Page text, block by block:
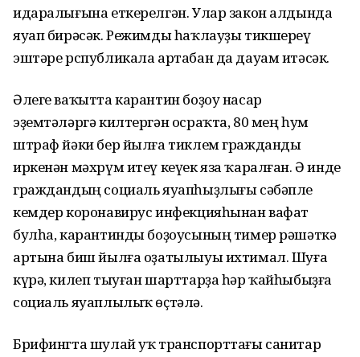
идаралығына еткерелгән. Улар закон алдында
яуап бирәсәк. Режимды һаҡлауҙы тикшереү
эштәре рспубликала артабан да дауам итәсәк.
Әлеге ваҡытта карантин боҙоу насар
эҙемтәләргә килтергән осраҡта, 80 мең һум
штраф йәки бер йылға тиклем гражданды
иркенән мәхрүм итеү кеүек яза ҡаралған. Ә инде
граждандың социаль яуапһыҙлығы сәбәпле
кемдер коронавирус инфекцияһынан вафат
булһа, карантинды боҙоусының тимер рәшәткә
артына биш йылға оҙатылыуы ихтимал. Шуға
күрә, килеп тыуған шарттарҙа һәр ҡайһыбыҙға
социаль яуаплылыҡ өҫтәлә.
Брифингта шулай уҡ транспорттағы санитар